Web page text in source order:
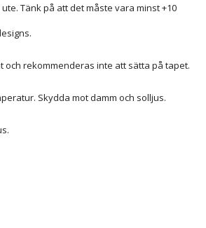
Tänk på att det måste vara minst +10
och rekommenderas inte att sätta på tapet.
Skydda mot damm och solljus.